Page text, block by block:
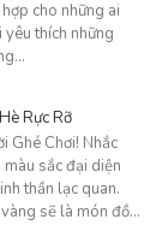
cho những ai
thích những
Rực Rỡ
Ghé Chơi! Nhắc
sắc đại diện
thần lạc quan.
sẽ là món đồ…